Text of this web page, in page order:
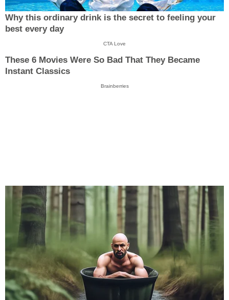
Why this ordinary drink is the secret to feeling your
best every day
CTA Love
These 6 Movies Were So Bad That They Became
Instant Classics
Brainberries